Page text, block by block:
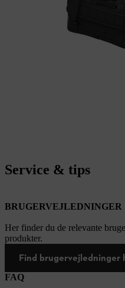
Service & tips
BRUGERVEJLEDNINGER
Her finder du de relevante
produkter.
Find brugervejledninger
FAQ